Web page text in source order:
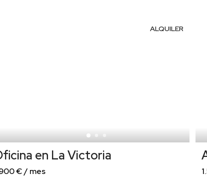
ALQUILER
en La Victoria
€ / mes